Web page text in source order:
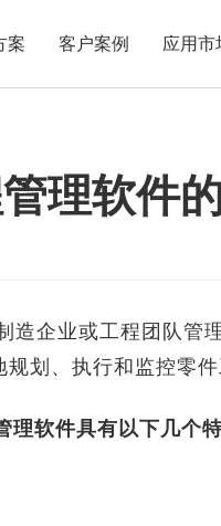
案 客户案例 应用市
理软件
业或工程团队管理
划、执行和监控零件
软件具有以下几个特